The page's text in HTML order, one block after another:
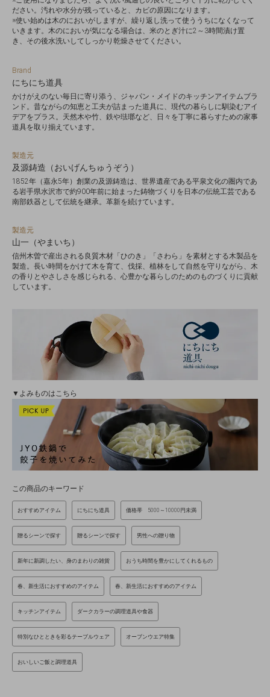
ださい。汚れや水分が残っていると、カビの原因になります。
※使い始めは木のにおいがしますが、繰り返し洗って使ううちになくなって
いきます。木のにおいが気になる場合は、米のとぎ汁に2～3時間漬け置
き、その後水洗いしてしっかり乾燥させてください。
Brand
にちにち道具
かけがえのない毎日に寄り添う、ジャパン・メイドのキッチンアイテムブラ
ンド。昔ながらの知恵と工夫が詰まった道具に、現代の暮らしに馴染むアイ
デアをプラス。天然木や竹、鉄や琺瑯など、日々を丁寧に暮らすための家事
道具を取り揃えています。
製造元
及源鋳造（おいげんちゅうぞう）
1852年（嘉永5年）創業の及源鋳造は、世界遺産である平泉文化の圏内であ
る岩手県水沢市で約900年前に始まった鋳物づくりを日本の伝統工芸である
南部鉄器として伝統を継承。革新を続けています。
製造元
山一（やまいち）
信州木曽で産出される良質木材「ひのき」「さわら」を素材とする木製品を
製造。長い時間をかけて木を育て、伐採、植林をして自然を守りながら、木
の香りとやさしさを感じられる、心豊かな暮らしのためのものづくりに貢献
しています。
▼よみものはこちら
この商品のキーワード
おすすめアイテム にちにち道具 価格帯 5000～10000円未満
贈るシーンで探す 贈るシーンで探す 男性への贈り物
新年に新調したい、身のまわりの雑貨 おうち時間を豊かにしてくれるもの
春、新生活におすすめのアイテム 春、新生活におすすめのアイテム
キッチンアイテム ダークカラーの調理道具や食器
特別なひとときを彩るテーブルウェア オーブンウエア特集
おいしいご飯と調理道具